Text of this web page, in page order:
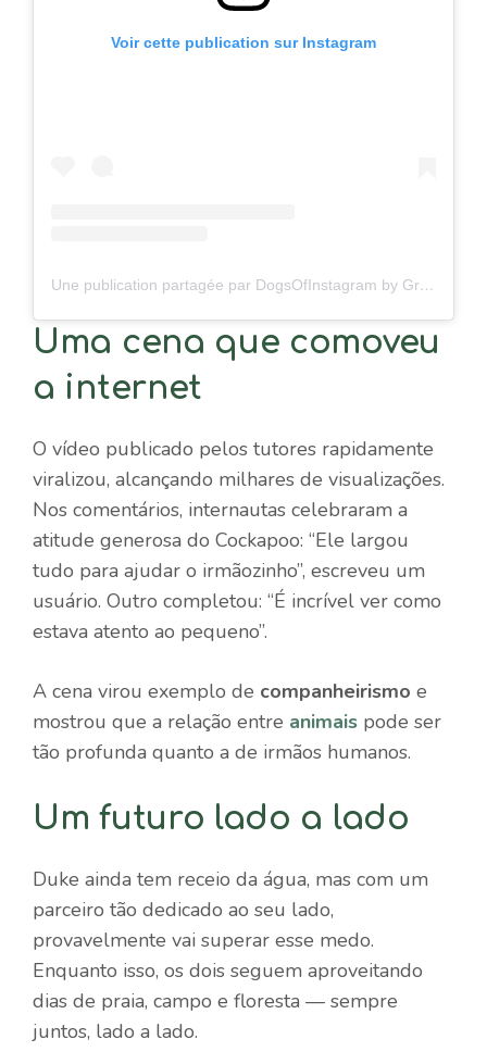
Voir cette publication sur Instagram
Une publication partagée par DogsOfInstagram by GreatPetCare (@dogsofinstagram)
Uma cena que comoveu
a internet
O vídeo publicado pelos tutores rapidamente
viralizou, alcançando milhares de visualizações.
Nos comentários, internautas celebraram a
atitude generosa do Cockapoo: “Ele largou
tudo para ajudar o irmãozinho”, escreveu um
usuário. Outro completou: “É incrível ver como
estava atento ao pequeno”.
A cena virou exemplo de companheirismo e
mostrou que a relação entre animais pode ser
tão profunda quanto a de irmãos humanos.
Um futuro lado a lado
Duke ainda tem receio da água, mas com um
parceiro tão dedicado ao seu lado,
provavelmente vai superar esse medo.
Enquanto isso, os dois seguem aproveitando
dias de praia, campo e floresta — sempre
juntos, lado a lado.